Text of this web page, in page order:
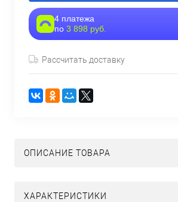
4 платежа
по 3 898 руб.
Рассчитать доставку
ОПИСАНИЕ ТОВАРА
ХАРАКТЕРИСТИКИ